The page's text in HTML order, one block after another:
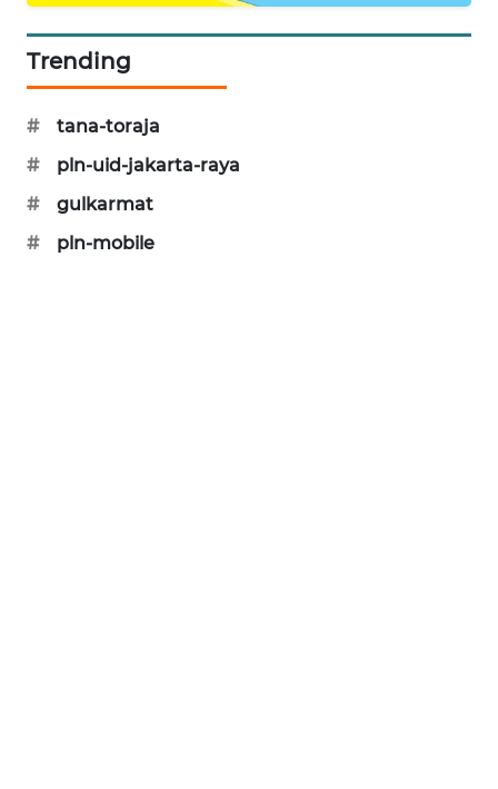
Trending
#
tana-toraja
#
pln-uid-jakarta-raya
#
gulkarmat
#
pln-mobile
KONSUMEN
MASYARAKAT
WALINKI